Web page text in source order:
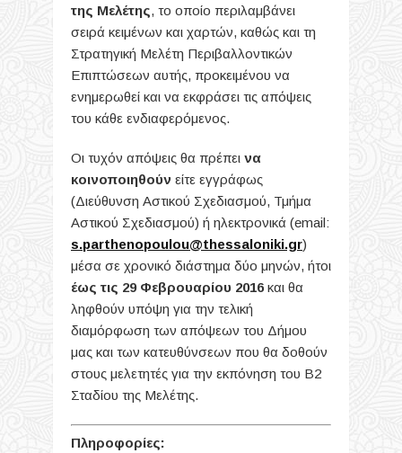
της Μελέτης, το οποίο περιλαμβάνει
σειρά κειμένων και χαρτών, καθώς και τη
Στρατηγική Μελέτη Περιβαλλοντικών
Επιπτώσεων αυτής, προκειμένου να
ενημερωθεί και να εκφράσει τις απόψεις
του κάθε ενδιαφερόμενος.
Οι τυχόν απόψεις θα πρέπει να
κοινοποιηθούν είτε εγγράφως
(Διεύθυνση Αστικού Σχεδιασμού, Τμήμα
Αστικού Σχεδιασμού) ή ηλεκτρονικά (email:
s.parthenopoulou@thessaloniki.gr)
μέσα σε χρονικό διάστημα δύο μηνών, ήτοι
έως τις 29 Φεβρουαρίου 2016και θα
ληφθούν υπόψη για την τελική
διαμόρφωση των απόψεων του Δήμου
μας και των κατευθύνσεων που θα δοθούν
στους μελετητές για την εκπόνηση του Β2
Σταδίου της Μελέτης.
Πληροφορίες: